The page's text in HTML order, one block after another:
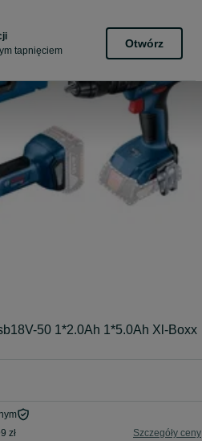
tapnięciem
Otwórz
50 1*2.0Ah 1*5.0Ah Xl-Boxx
zł Szczegóły ceny